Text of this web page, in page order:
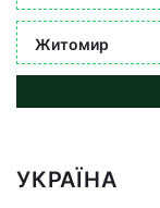
Житомир
УКРАЇНА